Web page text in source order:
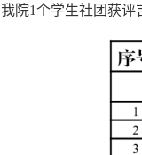
我院1个学生社团获评